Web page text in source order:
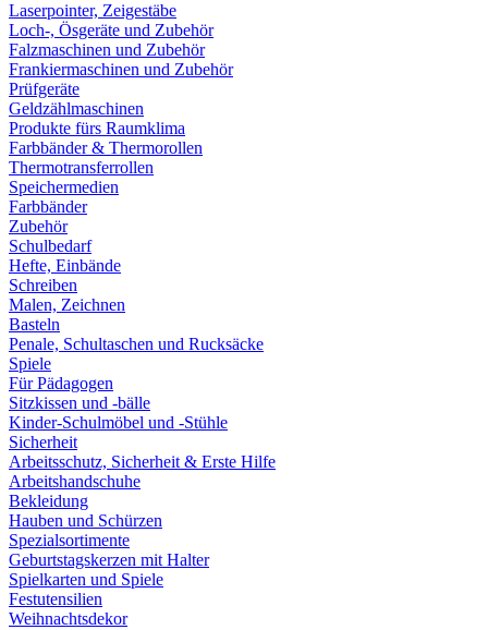
Laserpointer, Zeigestäbe
Loch-, Ösgeräte und Zubehör
Falzmaschinen und Zubehör
Frankiermaschinen und Zubehör
Prüfgeräte
Geldzählmaschinen
Produkte fürs Raumklima
Farbbänder & Thermorollen
Thermotransferrollen
Speichermedien
Farbbänder
Zubehör
Schulbedarf
Hefte, Einbände
Schreiben
Malen, Zeichnen
Basteln
Penale, Schultaschen und Rucksäcke
Spiele
Für Pädagogen
Sitzkissen und -bälle
Kinder-Schulmöbel und -Stühle
Sicherheit
Arbeitsschutz, Sicherheit & Erste Hilfe
Arbeitshandschuhe
Bekleidung
Hauben und Schürzen
Spezialsortimente
Geburtstagskerzen mit Halter
Spielkarten und Spiele
Festutensilien
Weihnachtsdekor